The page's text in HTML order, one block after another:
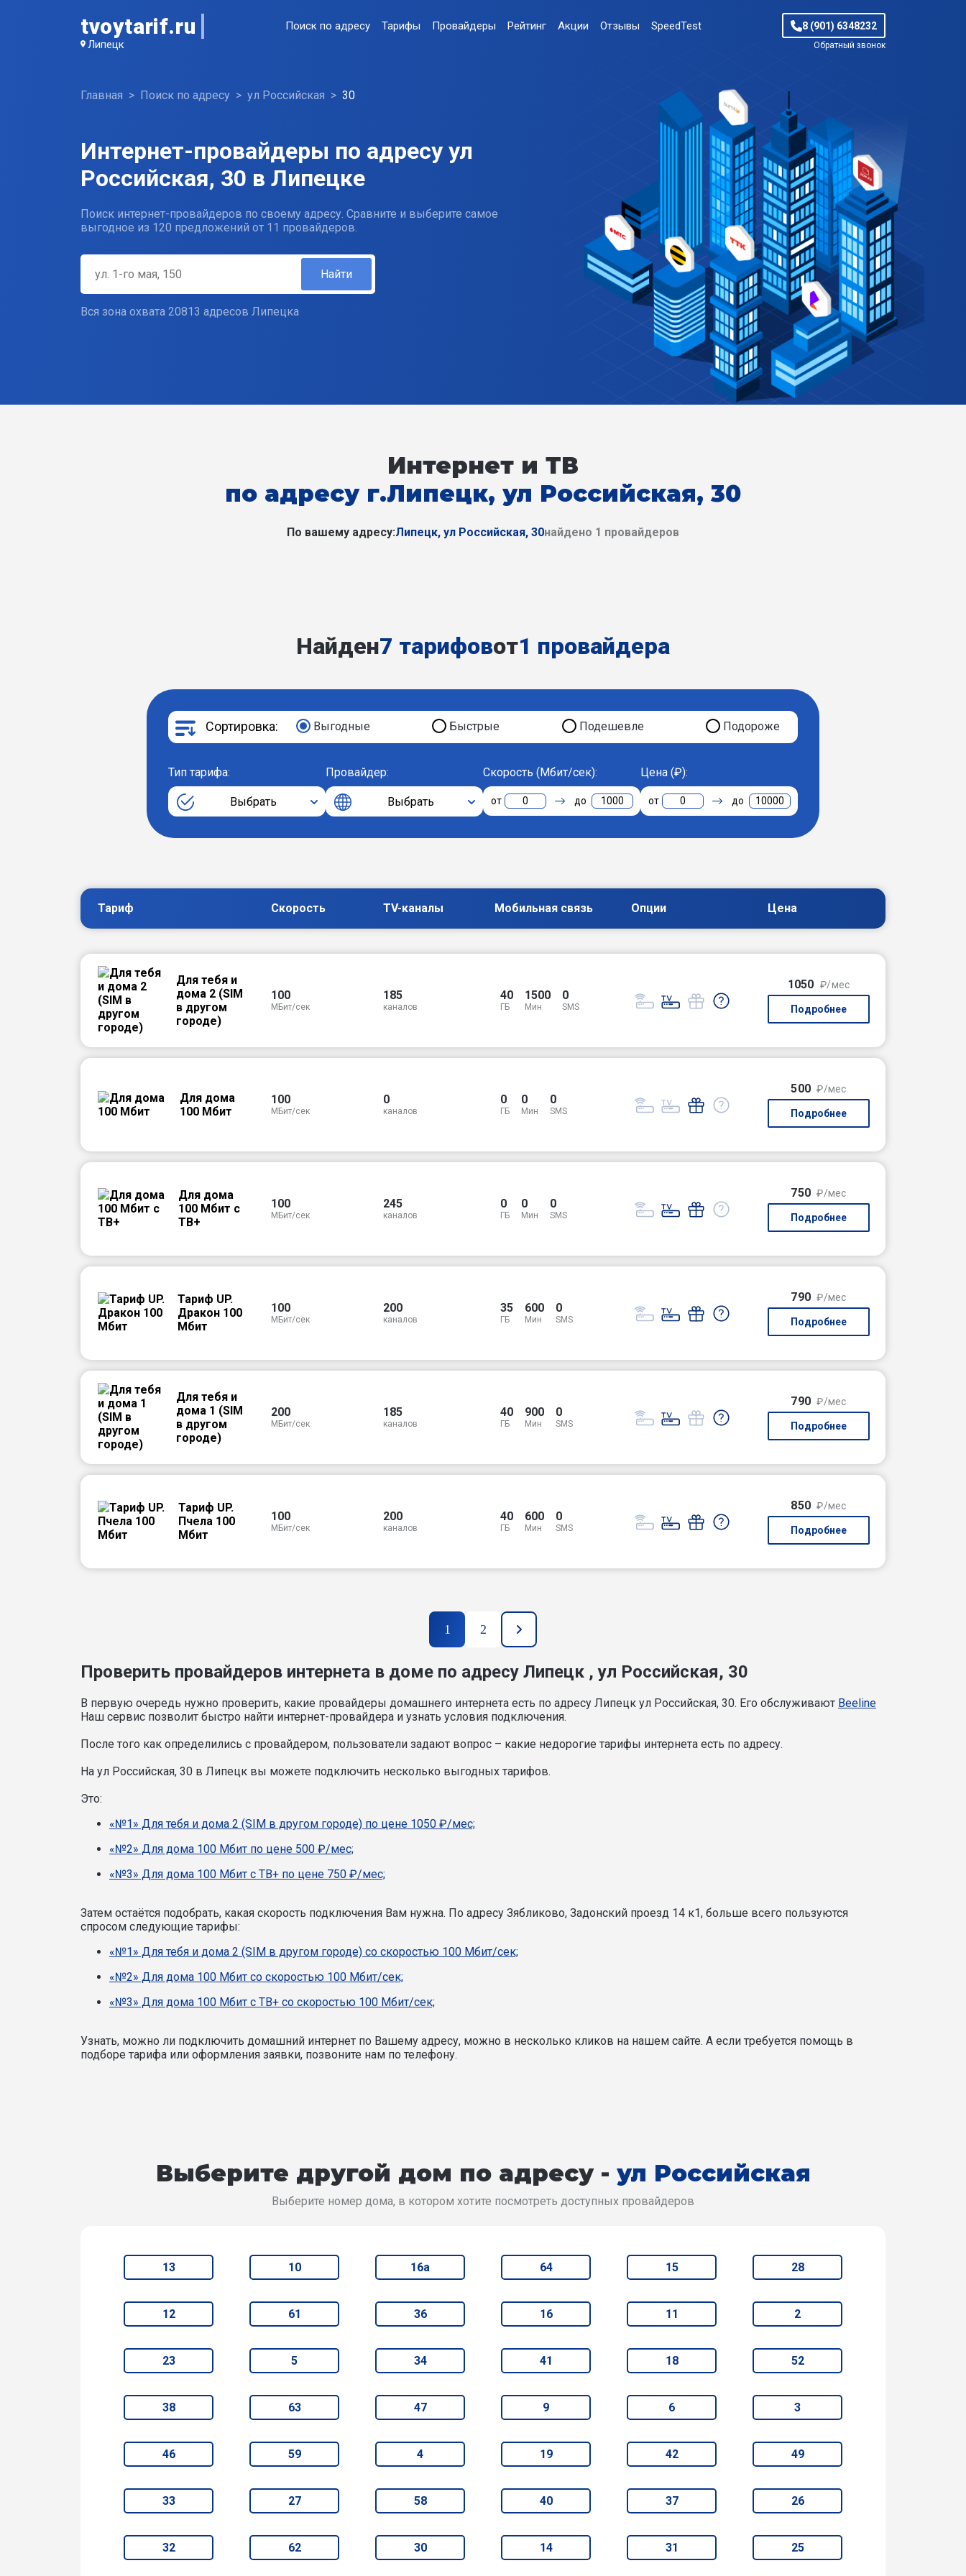
tvoytarif.ru
Липецк
Поиск по адресу Тарифы Провайдеры Рейтинг Акции Отзывы SpeedTest 8 (901) 6348232
Обратный звонок
Главная Поиск по адресу ул Российская 30
Интернет-провайдеры по адресу ул
Российская, 30 в Липецке
Поиск интернет-провайдеров по своему адресу. Сравните и выберите самое
выгодное из 120 предложений от 11 провайдеров.
Найти
Вся зона охвата 20813 адресов Липецка
Интернет и ТВ
по адресу г.Липецк, ул Российская, 30
По вашему адресу:Липецк, ул Российская, 30найдено 1 провайдеров
Найден7 тарифовот1 провайдера
Сортировка: Выгодные Быстрые Подешевле Подороже
Тип тарифа:
Выбрать
Провайдер:
Выбрать
Скорость (Мбит/сек):
0 1000
Цена (₽):
0 10000
Тариф Скорость TV-каналы Мобильная связь Опции Цена
Для тебя и
дома 2 (SIM
в другом
городе)
100
МБит/сек
185
каналов
40
ГБ
1500
Мин
0
SMS
1050 ₽/мес
Подробнее
Для дома
100 Мбит
100
МБит/сек
0
каналов
0
ГБ
0
Мин
0
SMS
500 ₽/мес
Подробнее
Для дома
100 Мбит с
ТВ+
100
МБит/сек
245
каналов
0
ГБ
0
Мин
0
SMS
750 ₽/мес
Подробнее
Тариф UP.
Дракон 100
Мбит
100
МБит/сек
200
каналов
35
ГБ
600
Мин
0
SMS
790 ₽/мес
Подробнее
Для тебя и
дома 1 (SIM
в другом
городе)
200
МБит/сек
185
каналов
40
ГБ
900
Мин
0
SMS
790 ₽/мес
Подробнее
Тариф UP.
Пчела 100
Мбит
100
МБит/сек
200
каналов
40
ГБ
600
Мин
0
SMS
850 ₽/мес
Подробнее
1 2
Проверить провайдеров интернета в доме по адресу Липецк , ул Российская, 30
В первую очередь нужно проверить, какие провайдеры домашнего интернета есть по адресу Липецк ул Российская, 30. Его обслуживают Beeline
Наш сервис позволит быстро найти интернет-провайдера и узнать условия подключения.
После того как определились с провайдером, пользователи задают вопрос – какие недорогие тарифы интернета есть по адресу.
На ул Российская, 30 в Липецк вы можете подключить несколько выгодных тарифов.
Это:
«№1» Для тебя и дома 2 (SIM в другом городе) по цене 1050 ₽/мес;
«№2» Для дома 100 Мбит по цене 500 ₽/мес;
«№3» Для дома 100 Мбит с ТВ+ по цене 750 ₽/мес;
Затем остаётся подобрать, какая скорость подключения Вам нужна. По адресу Зябликово, Задонский проезд 14 к1, больше всего пользуются
спросом следующие тарифы:
«№1» Для тебя и дома 2 (SIM в другом городе) со скоростью 100 Мбит/сек;
«№2» Для дома 100 Мбит со скоростью 100 Мбит/сек;
«№3» Для дома 100 Мбит с ТВ+ со скоростью 100 Мбит/сек;
Узнать, можно ли подключить домашний интернет по Вашему адресу, можно в несколько кликов на нашем сайте. А если требуется помощь в
подборе тарифа или оформления заявки, позвоните нам по телефону.
Выберите другой дом по адресу - ул Российская
Выберите номер дома, в котором хотите посмотреть доступных провайдеров
13 10 16а 64 15 28
12 61 36 16 11 2
23 5 34 41 18 52
38 63 47 9 6 3
46 59 4 19 42 49
33 27 58 40 37 26
32 62 30 14 31 25